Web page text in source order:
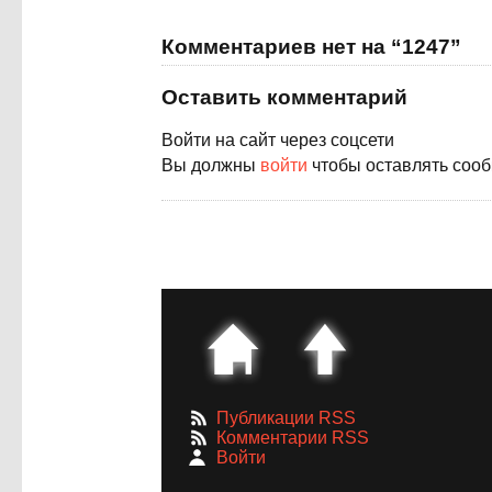
Комментариев нет на “1247”
Оставить комментарий
Войти на сайт через соцсети
Вы должны войти чтобы оставлять
Публикации RSS
Комментарии RSS
Войти